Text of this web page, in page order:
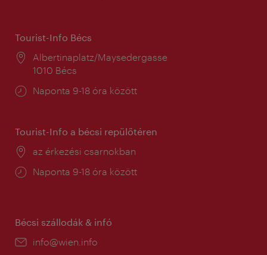
Tourist-Info Bécs
Helyszín:
Albertinaplatz/Maysedergasse
1010 Bécs
Nyitva
Naponta 9-18 óra között
Tourist-Info a bécsi repülőtéren
Helyszín:
az érkezési csarnokban
Nyitva
Naponta 9-18 óra között
Bécsi szállodák & infó
E-
info@wien.info